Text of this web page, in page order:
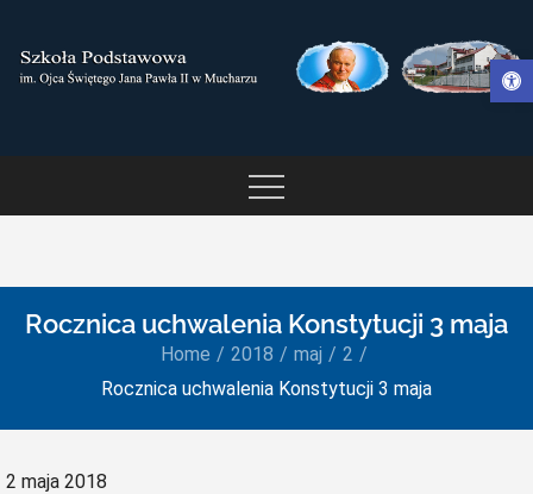
Otwórz pasek narzędzi
content
OJCA ŚWIĘTEGO JANA
Rocznica uchwalenia Konstytucji 3 maja
Home 2018 maj
2
Rocznica uchwalenia Konstytucji 3 maja
Posted
2 maja 2018